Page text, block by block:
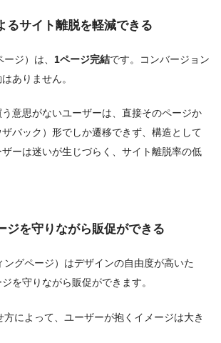
るサイト離脱を軽減できる
ジ）は、 1ページ完結です。コンバージョン
ありません。
意思がないユーザーは、直接そのページか
バック）形でしか遷移できず、構造として
ーは迷いが生じづらく、サイト離脱率の低
ジを守りながら販促ができる
ングページ）はデザインの自由度が高いた
を守りながら販促ができます。
方によって、ユーザーが抱くイメージは大き